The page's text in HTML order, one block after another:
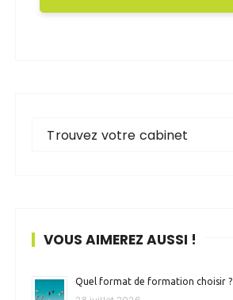
Trouvez votre cabinet
VOUS AIMEREZ AUSSI !
Quel format de formation choisir ?